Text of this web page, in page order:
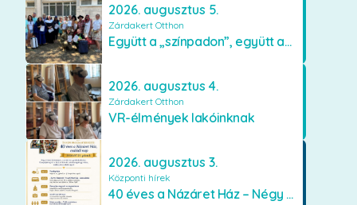
2026. augusztus 5.
Zárdakert Otthon
Együtt a „színpadon”, együtt az élményekért 🎭✨
2026. augusztus 4.
Zárdakert Otthon
VR-élmények lakóinknak
2026. augusztus 3.
Központi hírek
40 éves a Názáret Ház – Négy évtized szeretetben és gondoskodásban